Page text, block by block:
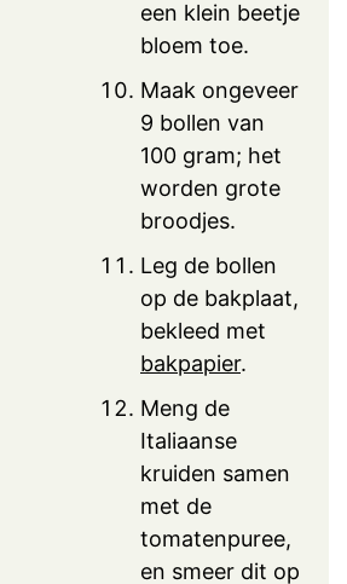
een klein beetje
bloem toe.
Maak ongeveer
9 bollen van
100 gram; het
worden grote
broodjes.
Leg de bollen
op de bakplaat,
bekleed met
bakpapier.
Meng de
Italiaanse
kruiden samen
met de
tomatenpuree,
en smeer dit op